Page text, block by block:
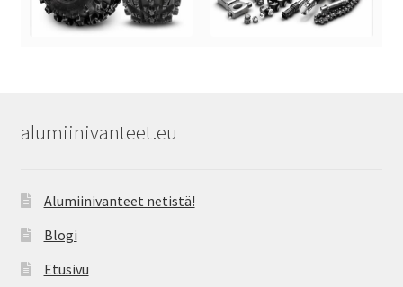
alumiinivanteet.eu
Alumiinivanteet netistä!
Blogi
Etusivu